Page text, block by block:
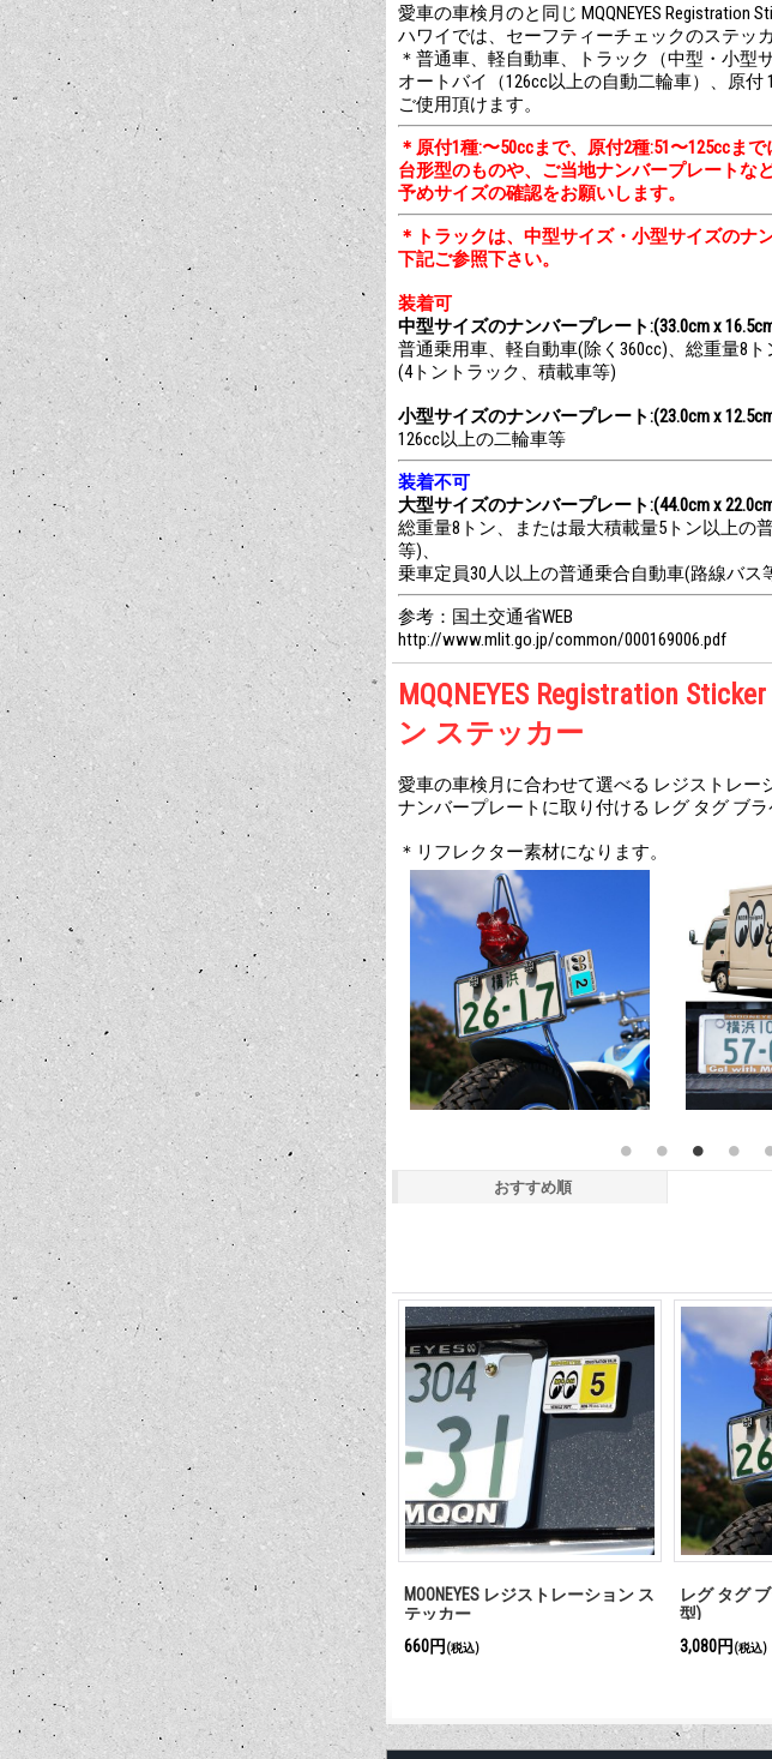
愛車の車検月のと同じ MQQNEYES Registration
ハワイでは、セーフティーチェックのステッ
＊普通車、軽自動車、トラック（中型・小型
オートバイ（126cc以上の自動二輪車）、原付
ご使用頂けます。
＊原付1種:〜50ccまで、原付2種:51〜125ccまで
台形型のものや、ご当地ナンバープレートな
予めサイズの確認をお願いします。
＊トラックは、中型サイズ・小型サイズのナ
下記ご参照下さい。
装着可
中型サイズのナンバープレート:(33.0cm x
普通乗用車、軽自動車(除く360cc)、総重量8
(4トントラック、積載車等)
小型サイズのナンバープレート:(23.0cm x
126cc以上の二輪車等
装着不可
大型サイズのナンバープレート:(44.0cm x
総重量8トン、または最大積載量5トン以上の
等)、
乗車定員30人以上の普通乗合自動車(路線バス
参考：国土交通省WEB
http://www.mlit.go.jp/common/000169006.pdf
MQQNEYES Registration
ン ステッカー
愛車の車検月に合わせて選べる レジストレー
ナンバープレートに取り付ける レグ タグ ブ
＊リフレクター素材になります。
おすすめ順
MOONEYES レジストレーション ス
テッカー
660円 (税込)
レグ タグ
型)
3,080円 (税込)